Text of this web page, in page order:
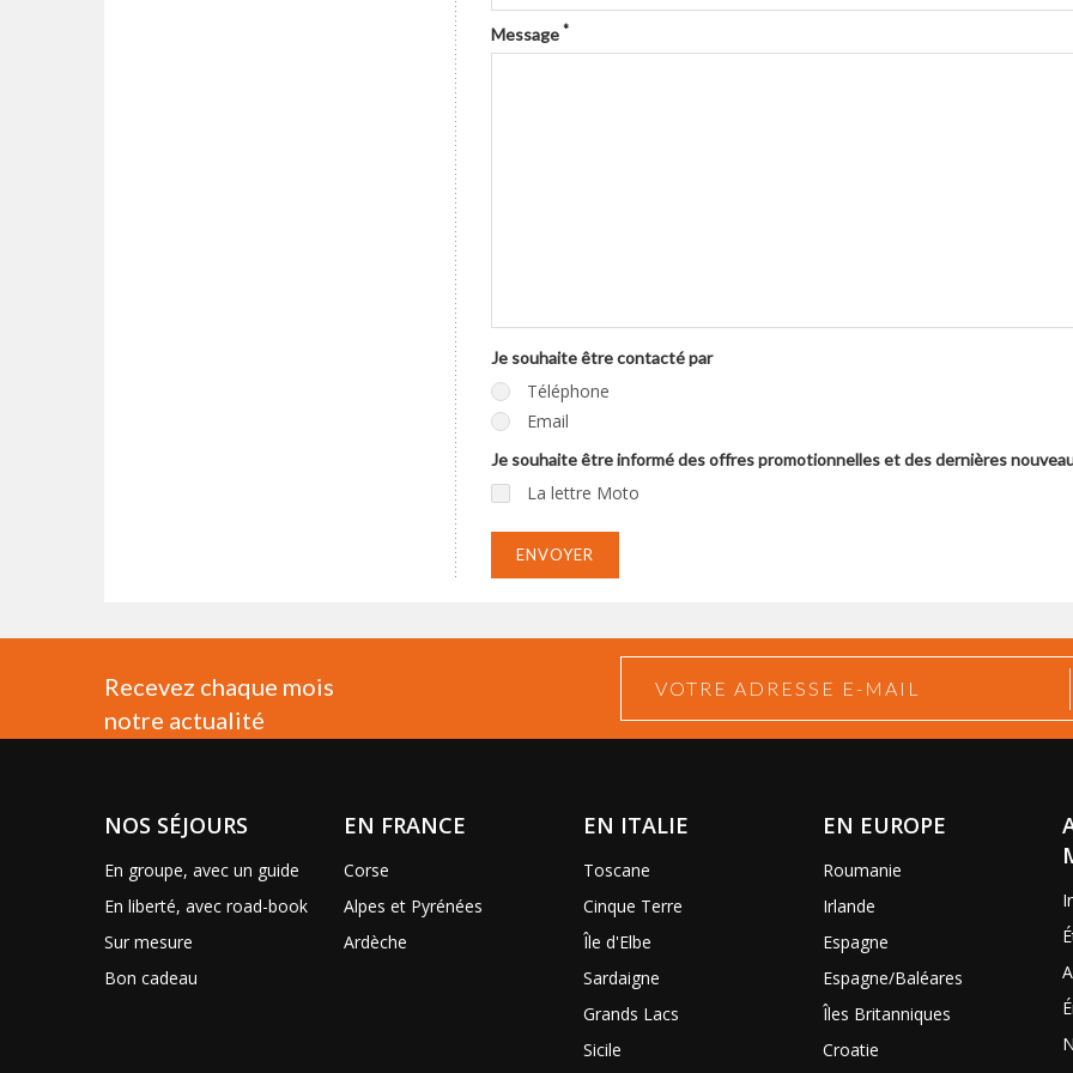
Message *
Je souhaite être contacté par
Téléphone
Email
Je souhaite être informé des offres promotionnelles et des dernières
La lettre Moto
ENVOYER
Recevez chaque mois
notre actualité
NOS SÉJOURS
En groupe, avec un guide
En liberté, avec road-book
Sur mesure
Bon cadeau
EN FRANCE
Corse
Alpes et Pyrénées
Ardèche
EN ITALIE
Toscane
Cinque Terre
Île d'Elbe
Sardaigne
Grands Lacs
Sicile
EN EUROPE
Roumanie
Irlande
Espagne
Espagne/Baléares
Îles Britanniques
Croatie